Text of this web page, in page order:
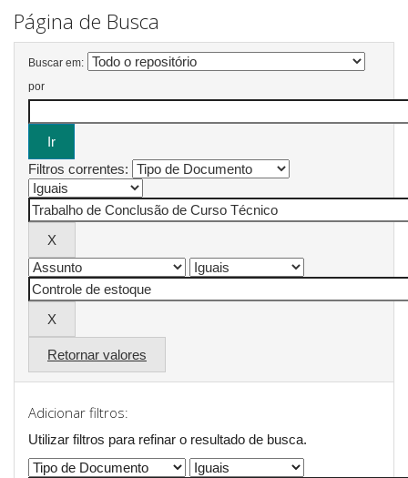
Página de Busca
Buscar em:
por
Filtros correntes:
Retornar valores
Adicionar filtros:
Utilizar filtros para refinar o resultado de busca.